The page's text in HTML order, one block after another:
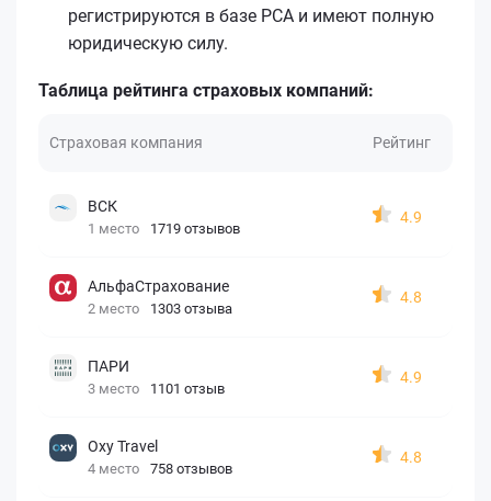
регистрируются в базе РСА и имеют полную
юридическую силу.
Таблица рейтинга страховых компаний:
Страховая компания Рейтинг
ВСК
1 место 1719 отзывов
4.9
АльфаСтрахование
2 место 1303 отзыва
4.8
ПАРИ
3 место 1101 отзыв
4.9
Oxy Travel
4 место 758 отзывов
4.8